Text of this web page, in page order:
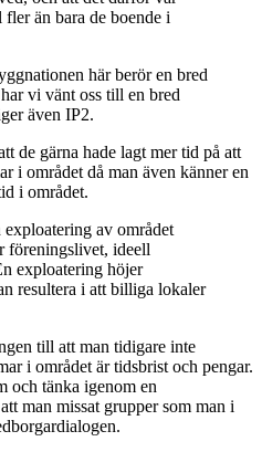
än bara de boende i
här berör en bred
vi vänt oss till en bred
även IP2.
de gärna hade lagt mer tid på att
i området då man även känner en
i området.
av området
föreningslivet, ideell
exploatering höjer
resultera i att billiga lokaler
till att man tidigare inte
i området är tidsbrist och pengar.
och tänka igenom en
man missat grupper som man i